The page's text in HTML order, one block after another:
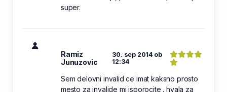
super.
Ramiz
Junuzovic
30. sep 2014 ob
12:34
Sem delovni invalid ce imat kaksno prosto
mesto za invalide mi isporocite . hvala za